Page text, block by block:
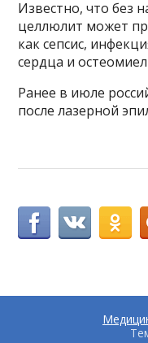
Известно, что без
целлюлит может
как сепсис,
сердца и
Ранее в июле
после лазерной